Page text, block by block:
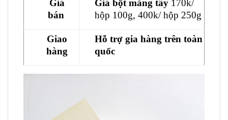
Giá
bán
Giá bột măng tây 170k/
hộp 100g, 400k/ hộp 250g
Giao
hàng
Hỗ trợ gia hàng trên toàn
quốc